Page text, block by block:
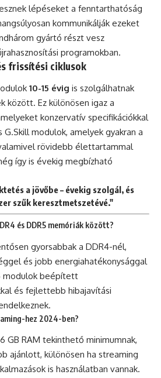
lépéseket a fenntarthatóság
kommunikálják ezeket
gyártó részt vesz
programokban.
frissítési ciklusok
10-15 évig is szolgálhatnak
között. Ez különösen igaz a
konzervatív specifikációkkal
G.Skill modulok, amelyek gyakran a
rövidebb élettartammal
így is évekig megbízható
a jövőbe – évekig szolgál, és
szűk keresztmetszetévé."
és DDR5 memóriák között?
gyorsabbak a DDR4-nél,
és jobb energiahatékonysággal
modulok beépített
és fejlettebb hibajavítási
hez 2024-ben?
GB RAM tekinthető minimumnak,
ajánlott, különösen ha streaming
is használatban vannak.